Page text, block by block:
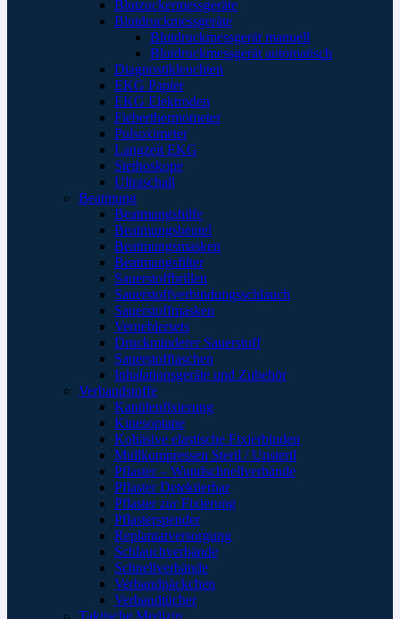
Blutzuckermessgeräte
Blutdruckmessgeräte
Blutdruckmessgerät manuell
Blutdruckmessgerät automatisch
Diagnostikleuchten
EKG Papier
EKG Elektroden
Fieberthermometer
Pulsoximeter
Langzeit EKG
Stethoskope
Ultraschall
Beatmung
Beatmungshilfe
Beatmungsbeutel
Beatmungsmasken
Beatmungsfilter
Sauerstoffbrillen
Sauerstoffverbindungsschlauch
Sauerstoffmasken
Verneblersets
Druckminderer Sauerstoff
Sauerstofftaschen
Inhalationsgeräte und Zubehör
Verbandstoffe
Kanülenfixierung
Kinesoptape
Kohäsive elastische Fixierbinden
Mullkompressen Steril / Unsteril
Pflaster – Wundschnellverbände
Pflaster Detektierbar
Pflaster zur Fixierung
Pflasterspender
Replantatversorgung
Schlauchverbände
Schnellverbände
Verbandpäckchen
Verbandtücher
Taktische Medizin